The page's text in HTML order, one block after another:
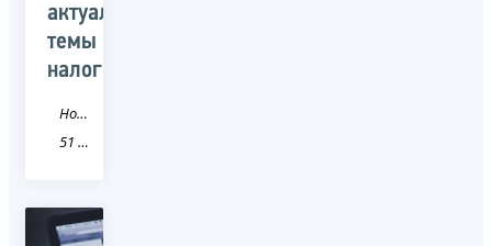
актуальные
темы
налогообложения
Новость
51 Мурманская область